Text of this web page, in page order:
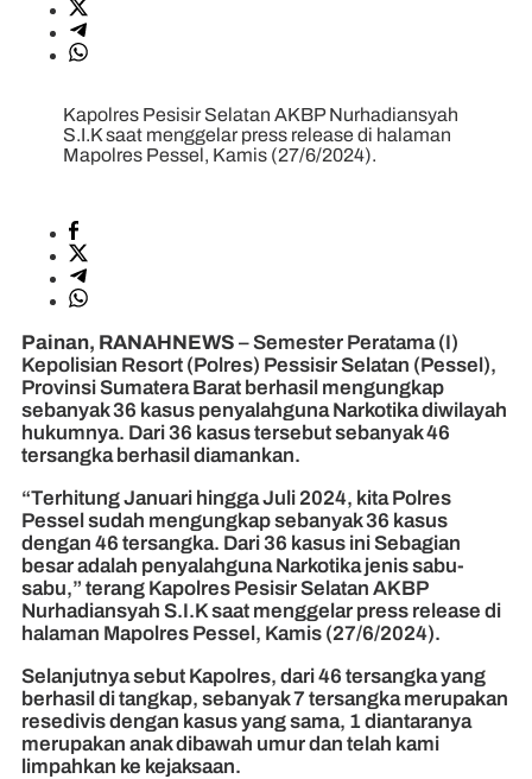
Kapolres Pesisir Selatan AKBP Nurhadiansyah
S.I.K saat menggelar press release di halaman
Mapolres Pessel, Kamis (27/6/2024).
Painan, RANAHNEWS – Semester Peratama (I)
Kepolisian Resort (Polres) Pessisir Selatan (Pessel),
Provinsi Sumatera Barat berhasil mengungkap
sebanyak 36 kasus penyalahguna Narkotika diwilayah
hukumnya. Dari 36 kasus tersebut sebanyak 46
tersangka berhasil diamankan.
“Terhitung Januari hingga Juli 2024, kita Polres
Pessel sudah mengungkap sebanyak 36 kasus
dengan 46 tersangka. Dari 36 kasus ini Sebagian
besar adalah penyalahguna Narkotika jenis sabu-
sabu,” terang Kapolres Pesisir Selatan AKBP
Nurhadiansyah S.I.K saat menggelar press release di
halaman Mapolres Pessel, Kamis (27/6/2024).
Selanjutnya sebut Kapolres, dari 46 tersangka yang
berhasil di tangkap, sebanyak 7 tersangka merupakan
resedivis dengan kasus yang sama, 1 diantaranya
merupakan anak dibawah umur dan telah kami
limpahkan ke kejaksaan.